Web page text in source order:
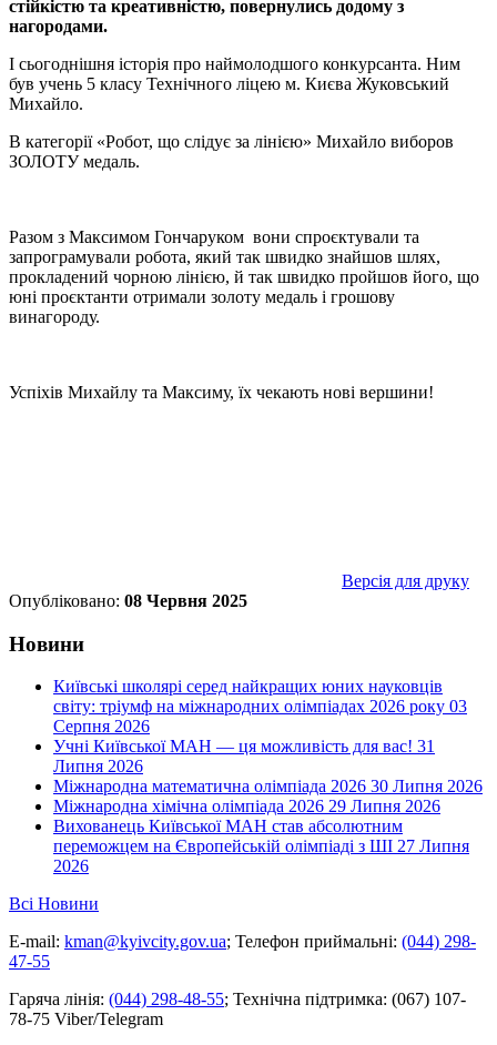
стійкістю та креативністю, повернулись додому з
нагородами.
І сьогоднішня історія про наймолодшого конкурсанта. Ним
був учень 5 класу Технічного ліцею м. Києва Жуковський
Михайло.
В категорії «Робот, що слідує за лінією» Михайло виборов
ЗОЛОТУ медаль.
Разом з Максимом Гончаруком вони спроєктували та
запрограмували робота, який так швидко знайшов шлях,
прокладений чорною лінією, й так швидко пройшов його, що
юні проєктанти отримали золоту медаль і грошову
винагороду.
Успіхів Михайлу та Максиму, їх чекають нові вершини!
Версія для друку
Опубліковано: 08 Червня 2025
Новини
Київські школярі серед найкращих юних науковців
світу: тріумф на міжнародних олімпіадах 2026 року 03
Серпня 2026
Учні Київської МАН — ця можливість для вас! 31
Липня 2026
Міжнародна математична олімпіада 2026 30 Липня 2026
Міжнародна хімічна олімпіада 2026 29 Липня 2026
Вихованець Київської МАН став абсолютним
переможцем на Європейській олімпіаді з ШІ 27 Липня
2026
Всі Новини
E-mail: kman@kyivcity.gov.ua; Телефон приймальні: (044) 298-
47-55
Гаряча лінія: (044) 298-48-55; Технічна підтримка: (067) 107-
78-75 Viber/Telegram